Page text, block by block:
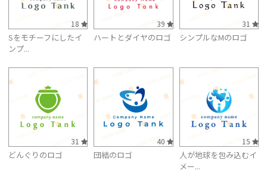
18
Sをモチーフにしたイ
ンプ...
39
ハートとダイヤのロゴ
31
シンプルなMのロゴ
31
どんぐりのロゴ
40
団結のロゴ
15
人が地球を包み込むイ
メー...